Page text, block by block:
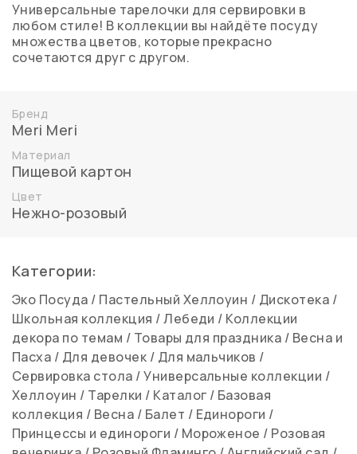
Универсальные тарелочки для сервировки в
любом стиле! В коллекции вы найдёте посуду
множества цветов, которые прекрасно
сочетаются друг с другом.
Бренд
Meri Meri
Материал
Пищевой картон
Цвет
Нежно-розовый
Категории:
Эко Посуда / Пастельный Хеллоуин / Дискотека /
Школьная коллекция /Лебеди / Коллекции
декора по темам / Товары для праздника / Весна и
Пасха / Для девочек / Для мальчиков /
Сервировка стола /Универсальные коллекции /
Хеллоуин / Тарелки / Каталог / Базовая
коллекция / Весна / Балет / Единороги /
Принцессы и единороги / Мороженое / Розовая